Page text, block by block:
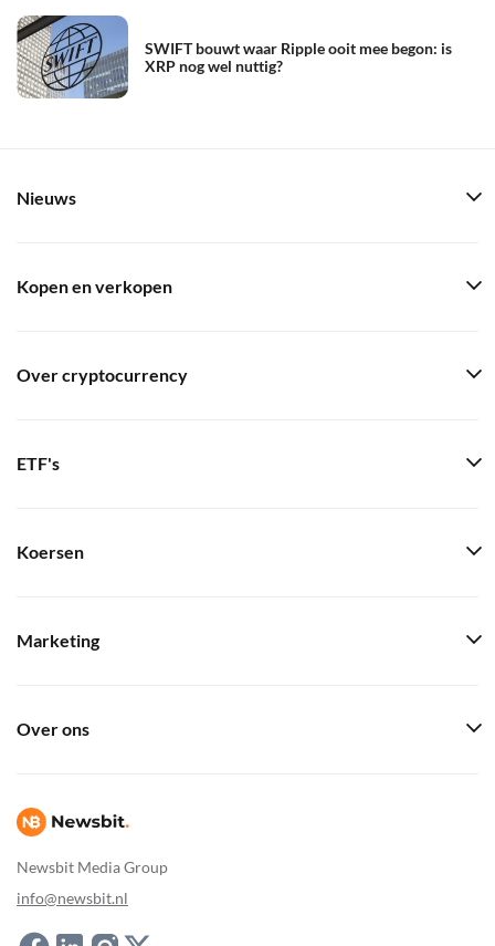
SWIFT bouwt waar Ripple ooit mee begon: is
XRP nog wel nuttig?
Newsbit Media Group
info@newsbit.nl
Nieuws
Kopen en verkopen
Over cryptocurrency
ETF's
Koersen
Marketing
Over ons